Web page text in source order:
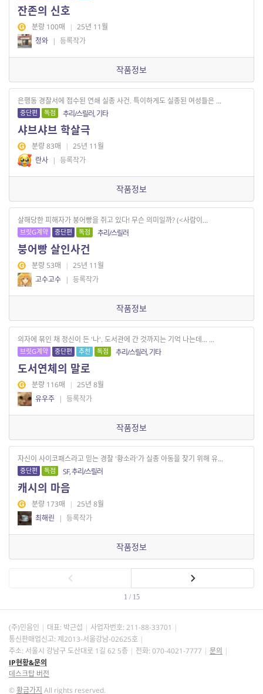
잔존의 신호
분량 100매 | 25년 11월
청와 | 등록작가
작품정보
은행동 경찰서에 접수된 연쇄 실종 사건. 특이하게도 실종된 여성들은 ...
중단편 독점 추리/스릴러, 기타
샤브샤브 학살극
분량 83매 | 25년 11월
란사 | 등록작가
작품정보
살해당한 피해자가 붕어빵을 쥐고 있다! 무슨 의미일까? (<사람이...
브릿G계약 중단편 독점 추리/스릴러
붕어빵 살인사건
분량 53매 | 25년 11월
고수고수 | 등록작가
작품정보
의자에 묶인 채 정신이 든 '나'. 도서관에 간 것까지는 기억 나는데... ...
브릿G계약 중단편 추천 독점 추리/스릴러, 기타
도서연체의 말로
분량 116매 | 25년 8월
유우주 | 등록작가
작품정보
자신이 사이코패스라고 믿는 경찰 '황소라'가 실종 아동을 찾기 위해 유...
중단편 독점 SF, 추리/스릴러
캐시의 마음
분량 173매 | 25년 8월
최해린
| 등록작가
작품정보
1 / 15
(주)민음인 대표: 박근섭 사업자번호: 211-88-33701
통신판매업신고: 제2013-서울강남-02625호
주소: 서울시 강남구 도산대로 1길 62 5층
전화: 070-4021-7777
문의
IP현황&문의
데스크탑 버전
©황금가지 All rights reserved.